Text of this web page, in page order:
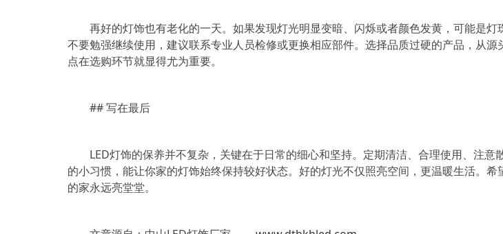
再好的灯饰也有老化的一天。如果发现灯光明显变暗、闪烁或者颜色发黄，可能是
不要勉强继续使用，建议联系专业人员检修或更换相应部件。选择品质过硬的产品，从
点在选购环节就显得尤为重要。
## 写在最后
LED灯饰的保养并不复杂，关键在于日常的细心和坚持。定期清洁、合理使用、注意
的小习惯，能让你家的灯饰始终保持较好状态。好的灯光不仅照亮空间，更温暖生活。
的家永远亮堂堂。